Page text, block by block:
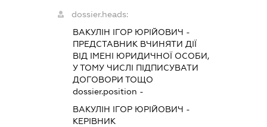
dossier.heads:
ВАКУЛІН ІГОР ЮРІЙОВИЧ -
ПРЕДСТАВНИК ВЧИНЯТИ ДІЇ
ВІД ІМЕНІ ЮРИДИЧНОЇ ОСОБИ,
У ТОМУ ЧИСЛІ ПІДПИСУВАТИ
ДОГОВОРИ ТОЩО
dossier.position -
ВАКУЛІН ІГОР ЮРІЙОВИЧ -
КЕРІВНИК